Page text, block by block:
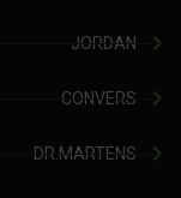
JORDAN
CONVERS
DR.MARTENS